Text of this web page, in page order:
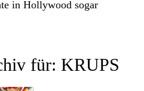
in Hollywood sogar
für:KRUPS